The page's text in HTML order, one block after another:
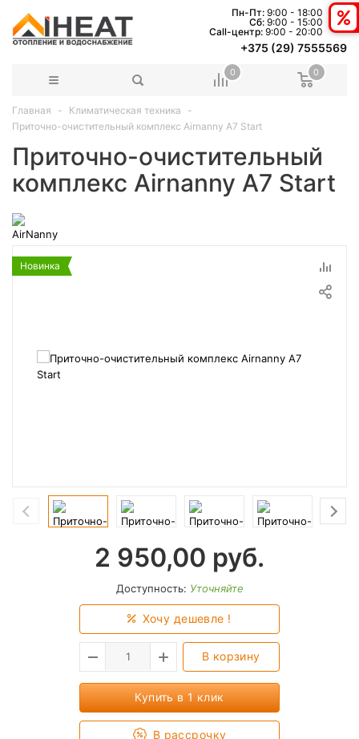
Пн-Пт: 9:00 - 18:00
Сб: 9:00 - 15:00
Сall-центр: 9:00 - 20:00
+375 (29) 7555569
0 0
Главная
Климатическая техника
Приточно-очистительный комплекс Airnanny A7 Start
Приточно-очистительный
комплекс Airnanny A7 Start
Новинка
2 950,00 руб.
Доступность: Уточняйте
Хочу дешевле !
В корзину
Купить в 1 клик
В рассрочку